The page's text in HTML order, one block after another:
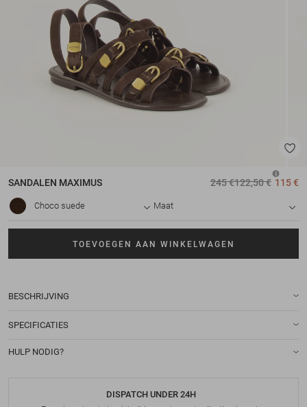
SANDALEN MAXIMUS 245 €122,50 € 115 €
Choco suede Maat
TOEVOEGEN AAN WINKELWAGEN
BESCHRIJVING
SPECIFICATIES
HULP NODIG?
DISPATCH UNDER 24H